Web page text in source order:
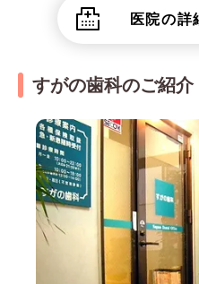
医院の詳
すがの歯科のご紹介